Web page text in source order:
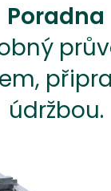
Poradna
údržbou.